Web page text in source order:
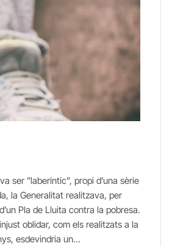
ser ”laberíntic”, propi d’una sèrie
la Generalitat realitzava, per
Pla de Lluita contra la pobresa.
oblidar, com els realitzats a la
esdevindria un…